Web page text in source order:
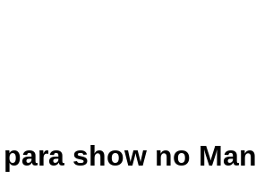
show no